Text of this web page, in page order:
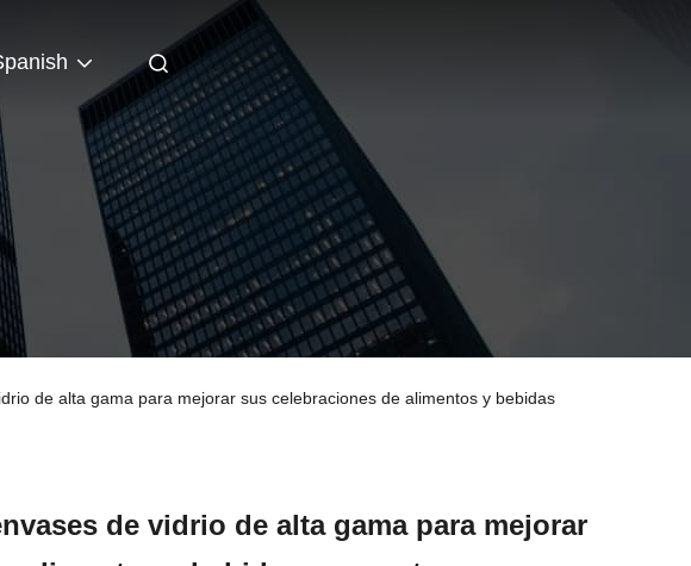
de alta gama para mejorar sus celebraciones de alimentos y bebidas
de vidrio de alta gama para mejorar